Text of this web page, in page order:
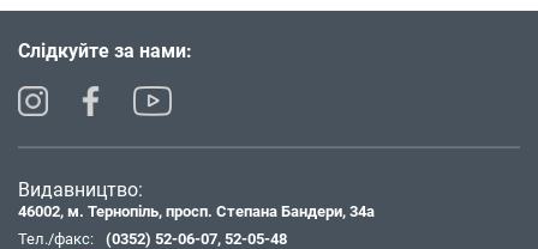
Слідкуйте за нами:
Видавництво:
46002, м. Тернопіль, просп. Степана Бандери, 34а
Тел./факс:
(0352) 52-06-07, 52-05-48